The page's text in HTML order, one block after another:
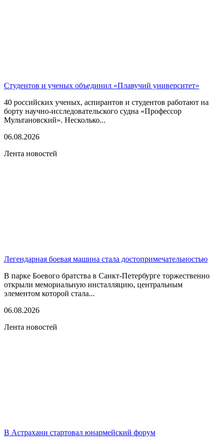
Студентов и ученых объединил «Плавучий университет»
40 российских ученых, аспирантов и студентов работают на
борту научно-исследовательского судна «Профессор
Мультановский». Несколько...
06.08.2026
Лента новостей
Легендарная боевая машина стала достопримечательностью
В парке Боевого братства в Санкт-Петербурге торжественно
открыли мемориальную инсталляцию, центральным
элементом которой стала...
06.08.2026
Лента новостей
В Астрахани стартовал юнармейский форум